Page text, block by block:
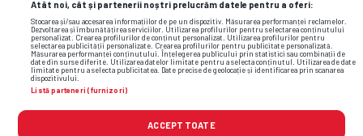
Atât noi, cât și partenerii noștri prelucrăm datele pentru a oferi:
Stocarea și/sau accesarea informațiilor de pe un dispozitiv. Măsurarea performanței reclamelor.
Dezvoltarea și îmbunătățirea serviciilor. Utilizarea profilurilor pentru selectarea conținutului
personalizat. Crearea profilurilor de conținut personalizat. Utilizarea profilurilor pentru
selectarea publicității personalizate. Crearea profilurilor pentru publicitate personalizată.
Măsurarea performanței conținutului. Înțelegerea publicului prin statistici sau combinații de
date din surse diferite. Utilizarea datelor limitate pentru a selecta conținutul. Utilizarea de date
limitate pentru a selecta publicitatea. Date precise de geolocație și identificarea prin scanarea
dispozitivului.
Listă parteneri (furnizori)
ACCEPT TOATE